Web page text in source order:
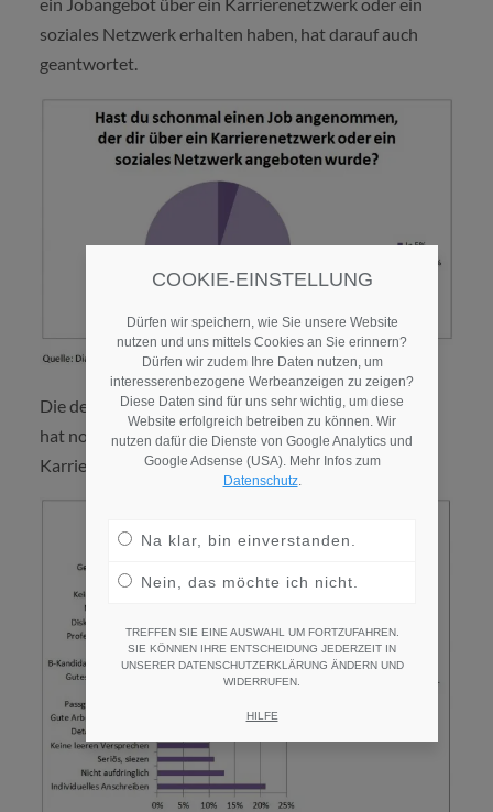
ein Jobangebot über ein Karrierenetzwerk oder ein
soziales Netzwerk erhalten haben, hat darauf auch
geantwortet.
Die deutliche Mehrheit der Teilnehmer*innen (95%)
hat noch kein Jobangebot, das über ein
Karrierenetzwerk kam, angenommen.
COOKIE-EINSTELLUNG
Dürfen wir speichern, wie Sie unsere Website
nutzen und uns mittels Cookies an Sie erinnern?
Dürfen wir zudem Ihre Daten nutzen, um
interesserenbezogene Werbeanzeigen zu zeigen?
Diese Daten sind für uns sehr wichtig, um diese
Website erfolgreich betreiben zu können. Wir
nutzen dafür die Dienste von Google Analytics und
Google Adsense (USA). Mehr Infos zum
Datenschutz.
Na klar, bin einverstanden.
Nein, das möchte ich nicht.
TREFFEN SIE EINE AUSWAHL UM FORTZUFAHREN.
SIE KÖNNEN IHRE ENTSCHEIDUNG JEDERZEIT IN
UNSERER DATENSCHUTZERKLÄRUNG ÄNDERN UND
WIDERRUFEN.
HILFE